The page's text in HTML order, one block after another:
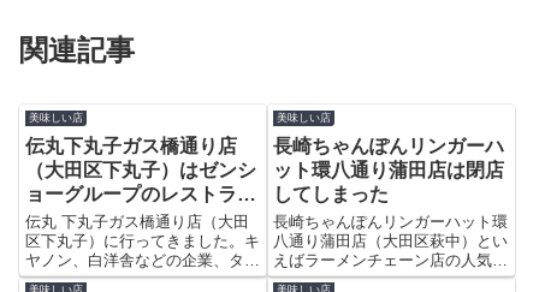
関連記事
美味しい店
伝丸下丸子ガス橋通り店
（大田区下丸子）はゼンシ
ョーグループのレストラン
3軒が入るビルで伝丸らー
めんなどを提供中
伝丸 下丸子ガス橋通り店（大田
区下丸子）に行ってきました。キ
ヤノン、白洋舎などの企業、タマ
リバーハイツ、多摩川緑地など、
美味しい店
長崎ちゃんぽんリンガーハ
ット環八通り蒲田店は閉店
してしまった
長崎ちゃんぽんリンガーハット環
八通り蒲田店（大田区萩中）とい
えばラーメンチェーン店の人気ア
ンケート調査で1位になったこと